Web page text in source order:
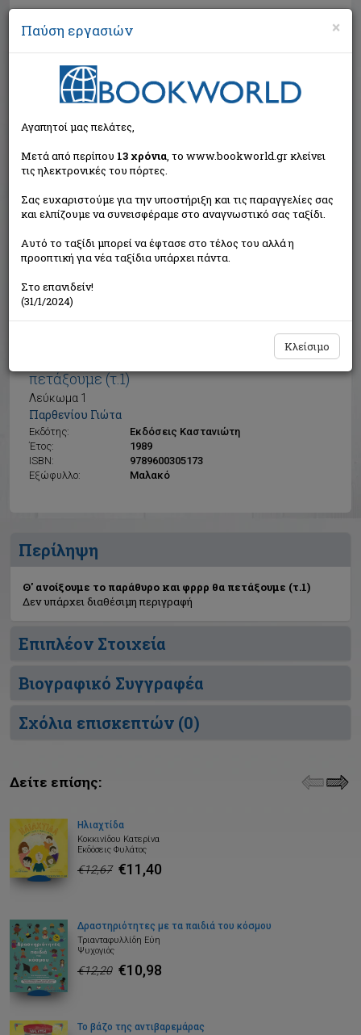
Αναζήτηση
Θ' ανοίξουμε το παράθυρο και φρρρ θα
πετάξουμε (τ.1)
Λεύκωμα 1
Παρθενίου Γιώτα
Εκδότης:
Εκδόσεις Καστανιώτη
Έτος:
1989
ISBN:
9789600305173
Εξώφυλλο:
Μαλακό
Η τιμή μας:
Δεν υπάρχει δυνατότητα παραγγελίας
Περίληψη
Θ' ανοίξουμε το παράθυρο και φρρρ θα πετάξουμε (τ.1)
Δεν υπάρχει διαθέσιμη περιγραφή
Επιπλέον Στοιχεία
Βιογραφικό Συγγραφέα
Σχόλια επισκεπτών (0)
Δείτε επίσης:
Ηλιαχτίδα
Κοκκινίδου Κατερίνα
Εκδόσεις Φυλάτος
€12,67 €11,40
Δραστηριότητες με τα παιδιά του κόσμου
Τριανταφυλλίδη Εύη
Ψυχογιός
€12,20 €10,98
Το βάζο της αντιβαρεμάρας
×
Παύση εργασιών
Αγαπητοί μας πελάτες,
Μετά από περίπου 13 χρόνια, το www.bookworld.gr κλείνει
τις ηλεκτρονικές του πόρτες.
Σας ευχαριστούμε για την υποστήριξη και τις παραγγελίες σας
και ελπίζουμε να συνεισφέραμε στο αναγνωστικό σας ταξίδι.
Αυτό το ταξίδι μπορεί να έφτασε στο τέλος του αλλά η
προοπτική για νέα ταξίδια υπάρχει πάντα.
Στο επανιδείν!
(31/1/2024)
Κλείσιμο